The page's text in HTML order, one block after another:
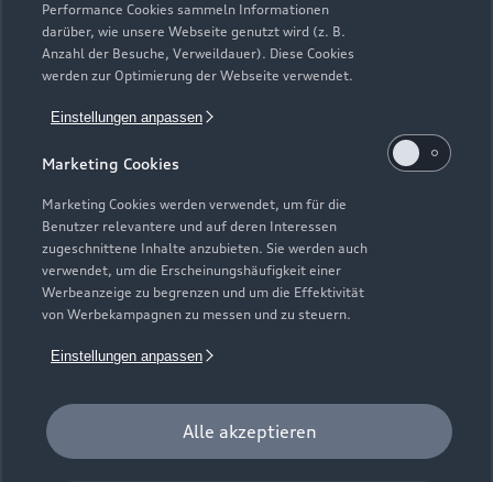
Performance Cookies sammeln Informationen
darüber, wie unsere Webseite genutzt wird (z. B.
Anzahl der Besuche, Verweildauer). Diese Cookies
werden zur Optimierung der Webseite verwendet.
Einstellungen anpassen
Marketing Cookies
Marketing Cookies werden verwendet, um für die
Benutzer relevantere und auf deren Interessen
zugeschnittene Inhalte anzubieten. Sie werden auch
verwendet, um die Erscheinungshäufigkeit einer
Werbeanzeige zu begrenzen und um die Effektivität
von Werbekampagnen zu messen und zu steuern.
Einstellungen anpassen
Alle akzeptieren
Teiledienst
Geschlossen, öffnet amMontag 08:00
Bitte beachten Sie, dass außerhalb der gesetzlichen
Öffnungszeiten keine Beratung, kein Verkauf und keine
Probefahrt erfolgen kann.